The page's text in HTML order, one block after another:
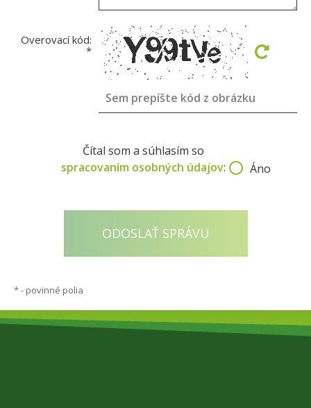
Overovací kód:
*
Čítal som a súhlasím so
spracovaním osobných údajov: Áno
*- povinné polia